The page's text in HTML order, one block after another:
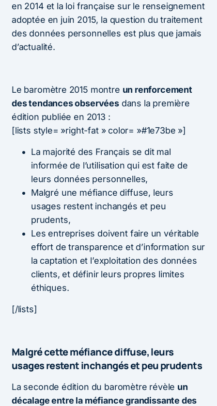
en 2014 et la loi française sur le renseignement
adoptée en juin 2015, la question du traitement
des données personnelles est plus que jamais
d’actualité.
Le baromètre 2015 montre un renforcement
des tendances observéesdans la première
édition publiée en 2013 :
[lists style= »right-fat » color= »#1e73be »]
La majorité des Français se dit mal
informée de l’utilisation qui est faite de
leurs données personnelles,
Malgré une méfiance diffuse, leurs
usages restent inchangés et peu
prudents,
Les entreprises doivent faire un véritable
effort de transparence et d’information sur
la captation et l’exploitation des données
clients, et définir leurs propres limites
éthiques.
[/lists]
Malgré cette méfiance diffuse, leurs
usages restent inchangés et peu prudents
La seconde édition du baromètre révèle un
décalage entre la méfiance grandissante des